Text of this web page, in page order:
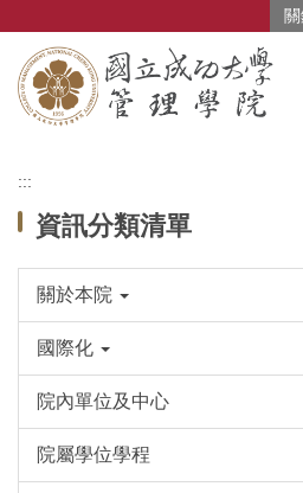
主
要
內
:::
資訊分類清單
關於本院
國際化
院內單位及中心
院屬學位學程